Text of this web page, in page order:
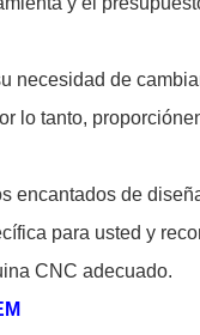
necesidad de
lo tanto,
encantados de
para usted y
CNC adecuado.